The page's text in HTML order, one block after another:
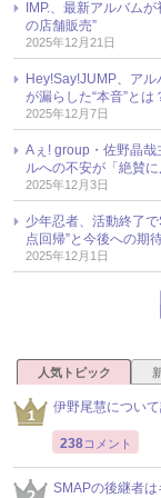
IMP.、最新アルバム
の店舗販売”
2025年12月21日
Hey!Say!JUMP、ア
が漏らした“本音”とは
2025年12月7日
Aぇ! group・佐野晶哉
ルへの不安が「絶賛
2025年12月3日
少年忍者、活動終了
点回帰”と今後への期
2025年12月1日
人気トピック
伊野尾慧について
238コメント
SMAPの後継者